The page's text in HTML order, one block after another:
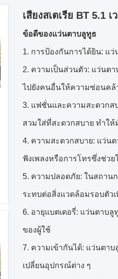
เสียงสเตเรีย BT 5.1
ข้อดีของแว่นตาบลูทูธ
การป้องกันการได้ยิน: แว่
ความเป็นส่วนตัว: แว่นตา
ไปยังคนอื่นให้ความซ่อนคล้
แฟชั่นและความสะดวกส
สวมใส่ที่สะดวกสบาย ทําใ
ความสะดวกสบาย: แว่น
ฟังเพลงหรือการโทรซึ่งช่ว
ความปลอดภัย: ในสถาน
ระทบต่อสิ่งแวดล้อมรอบตัว
อายุแบตเตอรี่: แว่นตาบ
ของผู้ใช้
ความเข้ากันได้: แว่นตา
เปลี่ยนอุปกรณ์ต่าง ๆ